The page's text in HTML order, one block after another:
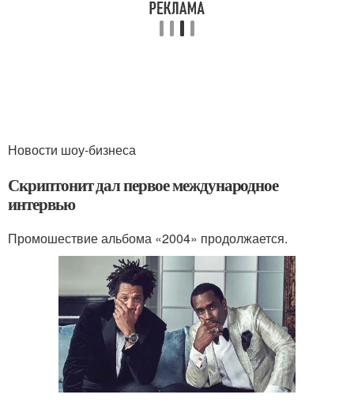
Новости шоу-бизнеса
Скриптонит дал первое международное
интервью
Промошествие альбома «2004» продолжается.